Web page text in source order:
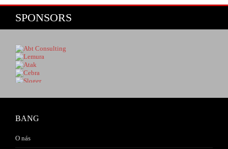
SPONSORS
BANG
O nás